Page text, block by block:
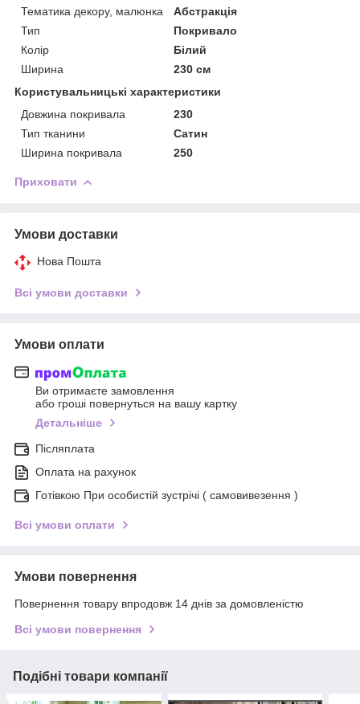
Тематика декору, малюнка
Абстракція
Тип
Покривало
Колір
Білий
Ширина
230 см
Користувальницькі характеристики
Довжина покривала
230
Тип тканини
Сатин
Ширина покривала
250
Приховати
Умови доставки
Нова Пошта
Всі умови доставки
Умови оплати
Ви отримаєте замовлення
або гроші повернуться на вашу картку
Детальніше
Післяплата
Оплата на рахунок
Готівкою При особистій зустрічі ( самовивезення )
Всі умови оплати
Умови повернення
Повернення товару впродовж 14 днів за домовленістю
Всі умови повернення
Подібні товари компанії